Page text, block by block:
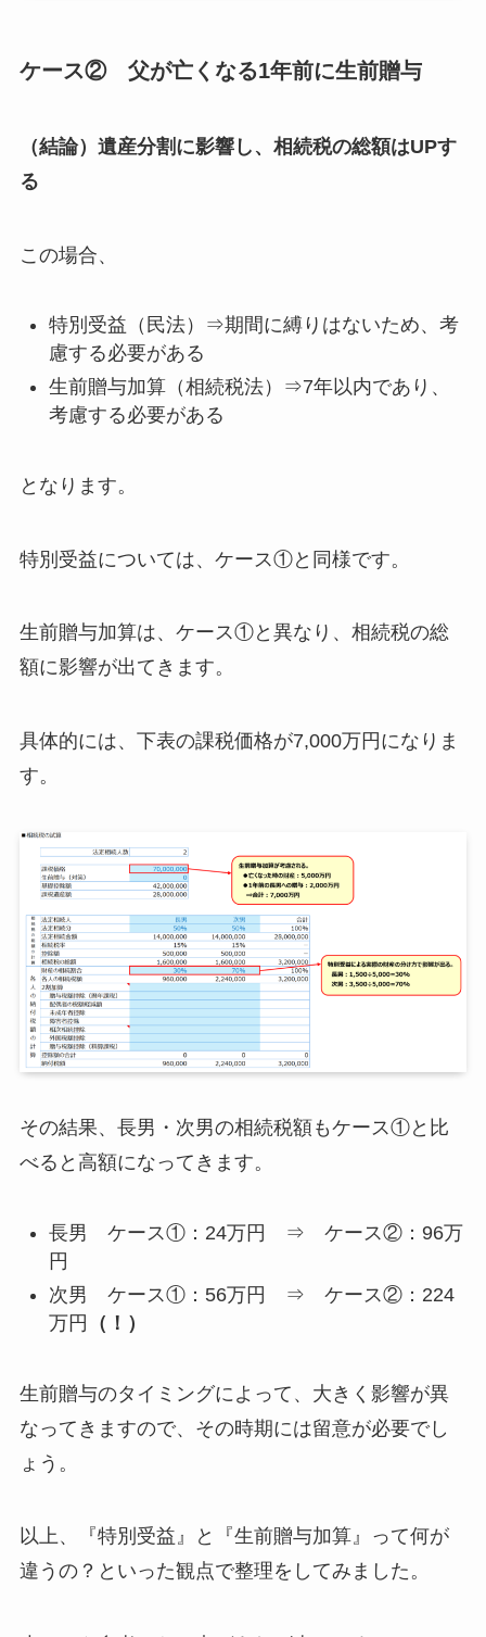
ケース② 父が亡くなる1年前に生前贈与
（結論）遺産分割に影響し、相続税の総額はUPす
る
この場合、
特別受益（民法）⇒期間に縛りはないため、考
慮する必要がある
生前贈与加算（相続税法）⇒7年以内であり、
考慮する必要がある
となります。
特別受益については、ケース①と同様です。
生前贈与加算は、ケース①と異なり、相続税の総
額に影響が出てきます。
具体的には、下表の課税価格が7,000万円になりま
す。
その結果、長男・次男の相続税額もケース①と比
べると高額になってきます。
長男 ケース①：24万円 ⇒ ケース②：96万
円
次男 ケース①：56万円 ⇒ ケース②：224
万円 （！）
生前贈与のタイミングによって、大きく影響が異
なってきますので、その時期には留意が必要でし
ょう。
以上、『特別受益』と『生前贈与加算』って何が
違うの？といった観点で整理をしてみました。